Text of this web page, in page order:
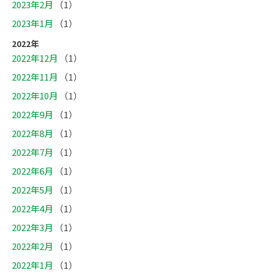
2023年2月
（1）
2023年1月
（1）
2022年
2022年12月
（1）
2022年11月
（1）
2022年10月
（1）
2022年9月
（1）
2022年8月
（1）
2022年7月
（1）
2022年6月
（1）
2022年5月
（1）
2022年4月
（1）
2022年3月
（1）
2022年2月
（1）
2022年1月
（1）